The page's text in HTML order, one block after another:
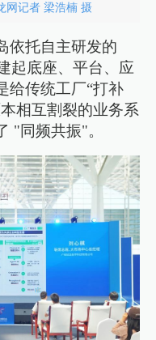
网记者 梁浩楠 摄
依托自主研发的
起底座、平台、应
给传统工厂“打补
相互割裂的业务系
"同频共振"。